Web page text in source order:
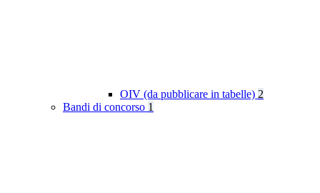
OIV (da pubblicare in tabelle) 2
Bandi di concorso 1